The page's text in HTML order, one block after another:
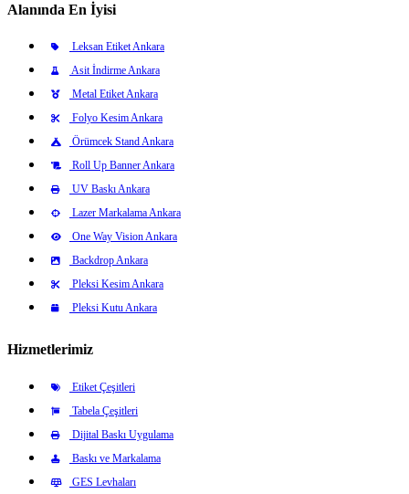
Alanında En İyisi
Leksan Etiket Ankara
Asit İndirme Ankara
Metal Etiket Ankara
Folyo Kesim Ankara
Örümcek Stand Ankara
Roll Up Banner Ankara
UV Baskı Ankara
Lazer Markalama Ankara
One Way Vision Ankara
Backdrop Ankara
Pleksi Kesim Ankara
Pleksi Kutu Ankara
Hizmetlerimiz
Etiket Çeşitleri
Tabela Çeşitleri
Dijital Baskı Uygulama
Baskı ve Markalama
GES Levhaları